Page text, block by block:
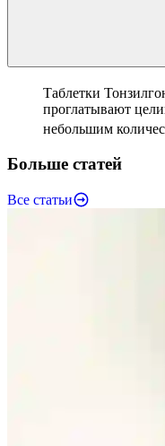
Таблетки
проглатывают
небольшим
Больше статей
Все статьи